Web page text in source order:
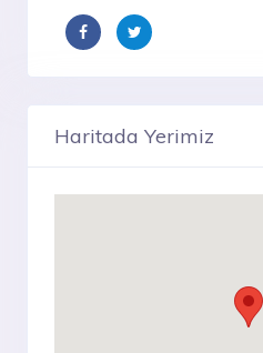
Haritada Yerimiz